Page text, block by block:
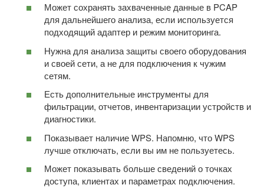
Может сохранять захваченные данные в PCAP
для дальнейшего анализа, если используется
подходящий адаптер и режим мониторинга.
Нужна для анализа защиты своего оборудования
и своей сети, а не для подключения к чужим
сетям.
Есть дополнительные инструменты для
фильтрации, отчетов, инвентаризации устройств и
диагностики.
Показывает наличие WPS. Напомню, что WPS
лучше отключать, если вы им не пользуетесь.
Может показывать больше сведений о точках
доступа, клиентах и параметрах подключения.